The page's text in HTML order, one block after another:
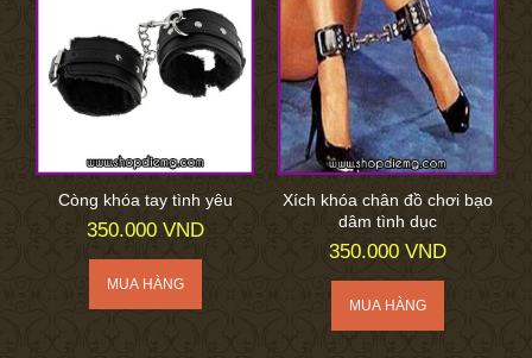
Còng khóa tay tình yêu
350.000 VND
Xích khóa chân đồ chơi bạo
dâm tình dục
350.000 VND